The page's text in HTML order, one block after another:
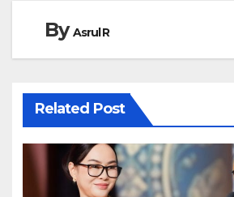
ByAsrul R
Related Post